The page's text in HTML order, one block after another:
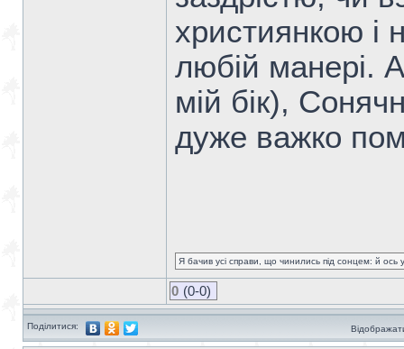
християнкою і
любій манері.
мій бік),
дуже важко
Я бачив усі справи, що чинились під сонцем: й ось
0 (0-0)
Поділитися: